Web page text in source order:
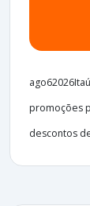
promoções
descontos